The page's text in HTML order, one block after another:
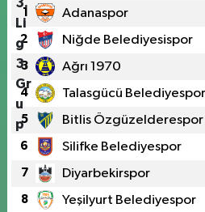
1 Adanaspor
2 Niğde Belediyesispor
3 Ağrı 1970
4 Talasgücü Belediyespor
5 Bitlis Özgüzelderespor
6 Silifke Belediyespor
7 Diyarbekirspor
8 Yeşilyurt Belediyespor